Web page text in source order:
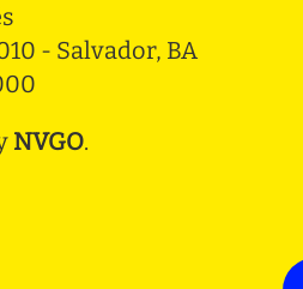
- Salvador, BA
NVGO.